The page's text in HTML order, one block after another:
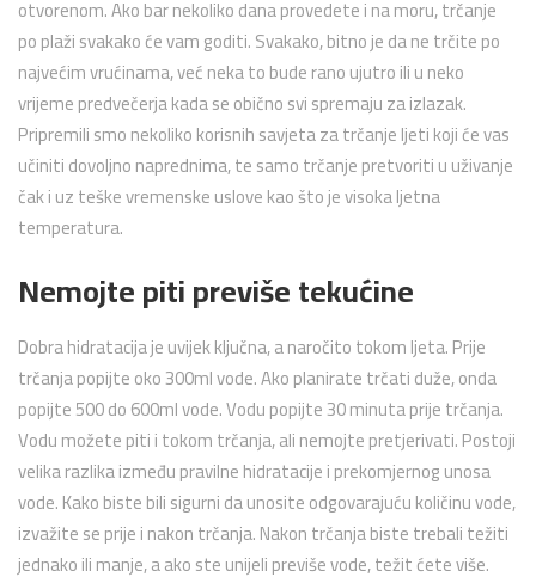
otvorenom. Ako bar nekoliko dana provedete i na moru, trčanje
po plaži svakako će vam goditi. Svakako, bitno je da ne trčite po
najvećim vrućinama, već neka to bude rano ujutro ili u neko
vrijeme predvečerja kada se obično svi spremaju za izlazak.
Pripremili smo nekoliko korisnih savjeta za trčanje ljeti koji će vas
učiniti dovoljno naprednima, te samo trčanje pretvoriti u uživanje
čak i uz teške vremenske uslove kao što je visoka ljetna
temperatura.
Nemojte piti previše tekućine
Dobra hidratacija je uvijek ključna, a naročito tokom ljeta. Prije
trčanja popijte oko 300ml vode. Ako planirate trčati duže, onda
popijte 500 do 600ml vode. Vodu popijte 30 minuta prije trčanja.
Vodu možete piti i tokom trčanja, ali nemojte pretjerivati. Postoji
velika razlika između pravilne hidratacije i prekomjernog unosa
vode. Kako biste bili sigurni da unosite odgovarajuću količinu vode,
izvažite se prije i nakon trčanja. Nakon trčanja biste trebali težiti
jednako ili manje, a ako ste unijeli previše vode, težit ćete više.